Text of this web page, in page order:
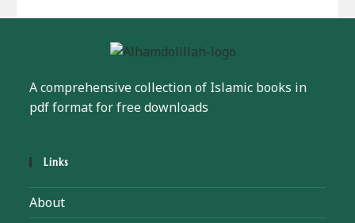
A comprehensive collection of Islamic books in
pdf format for free downloads
Links
About